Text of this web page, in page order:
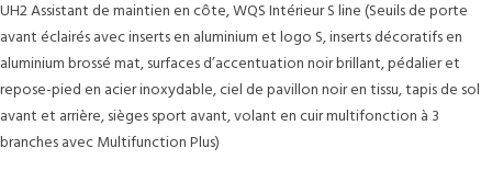
UH2 Assistant de maintien en côte, WQS Intérieur S line (Seuils de porte
avant éclairés avec inserts en aluminium et logo S, inserts décoratifs en
aluminium brossé mat, surfaces d’accentuation noir brillant, pédalier et
repose-pied en acier inoxydable, ciel de pavillon noir en tissu, tapis de sol
avant et arrière, sièges sport avant, volant en cuir multifonction à 3
branches avec Multifunction Plus)